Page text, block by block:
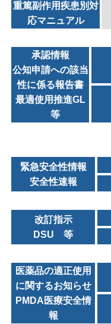
重篤副作用疾患別対
応マニュアル
承認情報
公知申請への該当
性に係る報告書
最適使用推進GL
等
緊急安全性情報
安全性速報
改訂指示
DSU 等
医薬品の適正使用
に関するお知らせ
PMDA医療安全情
報